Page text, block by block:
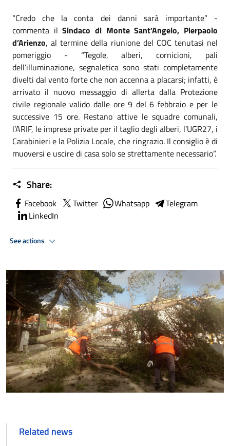
“Credo che la conta dei danni sarà importante” -
commenta ilSindaco di Monte Sant’Angelo, Pierpaolo
d’Arienzo, al termine della riunione del COC tenutasi nel
pomeriggio - “Tegole, alberi, cornicioni, pali
dell’illuminazione, segnaletica sono stati completamente
divelti dal vento forte che non accenna a placarsi; infatti, è
arrivato il nuovo messaggio di allerta dalla Protezione
civile regionale valido dalle ore 9 del 6 febbraio e per le
successive 15 ore. Restano attive le squadre comunali,
l’ARIF, le imprese private per il taglio degli alberi, l’UGR27, i
Carabinieri e la Polizia Locale, che ringrazio. Il consiglio è di
muoversi e uscire di casa solo se strettamente necessario”.
Share:
Facebook Twitter Whatsapp
Telegram
LinkedIn
See actions
Related news